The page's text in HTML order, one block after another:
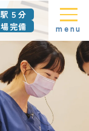
５分
完備
menu